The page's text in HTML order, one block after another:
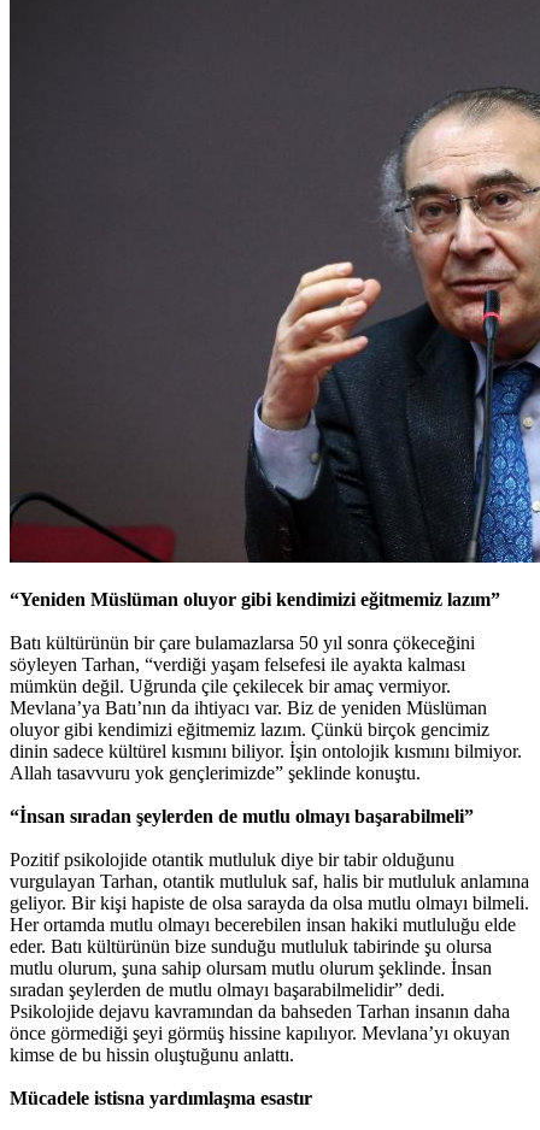
“Yeniden Müslüman oluyor gibi kendimizi eğitmemiz lazım”
Batı kültürünün bir çare bulamazlarsa 50 yıl sonra çökeceğini
söyleyen Tarhan, “verdiği yaşam felsefesi ile ayakta kalması
mümkün değil. Uğrunda çile çekilecek bir amaç vermiyor.
Mevlana’ya Batı’nın da ihtiyacı var. Biz de yeniden Müslüman
oluyor gibi kendimizi eğitmemiz lazım. Çünkü birçok gencimiz
dinin sadece kültürel kısmını biliyor. İşin ontolojik kısmını bilmiyor.
Allah tasavvuru yok gençlerimizde” şeklinde konuştu.
“İnsan sıradan şeylerden de mutlu olmayı başarabilmeli”
Pozitif psikolojide otantik mutluluk diye bir tabir olduğunu
vurgulayan Tarhan, otantik mutluluk saf, halis bir mutluluk anlamına
geliyor. Bir kişi hapiste de olsa sarayda da olsa mutlu olmayı bilmeli.
Her ortamda mutlu olmayı becerebilen insan hakiki mutluluğu elde
eder. Batı kültürünün bize sunduğu mutluluk tabirinde şu olursa
mutlu olurum, şuna sahip olursam mutlu olurum şeklinde. İnsan
sıradan şeylerden de mutlu olmayı başarabilmelidir” dedi.
Psikolojide dejavu kavramından da bahseden Tarhan insanın daha
önce görmediği şeyi görmüş hissine kapılıyor. Mevlana’yı okuyan
kimse de bu hissin oluştuğunu anlattı.
Mücadele istisna yardımlaşma esastır